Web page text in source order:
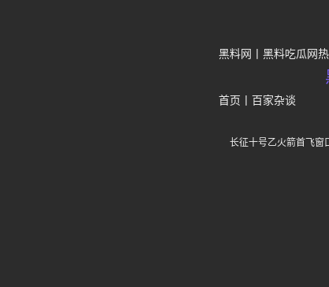
黑料网 黑料吃瓜网
首页 百家杂谈
长征十号乙火箭首飞窗